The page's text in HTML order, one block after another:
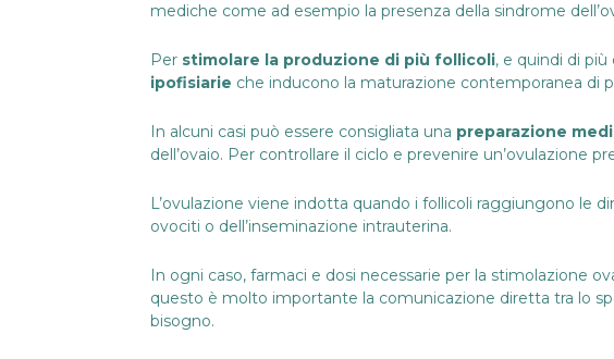
mediche come ad esempio la presenza della sindrome
Per stimolare la produzione di più follicoli, e quindi di
ipofisiarie che inducono la maturazione contemporanea di
In alcuni casi può essere consigliata una preparazione
dell’ovaio. Per controllare il ciclo e prevenire un’ovulazione
L’ovulazione viene indotta quando i follicoli raggiungono le
ovociti o dell’inseminazione intrauterina.
In ogni caso, farmaci e dosi necessarie per la stimolazione
questo è molto importante la comunicazione diretta tra lo
bisogno.